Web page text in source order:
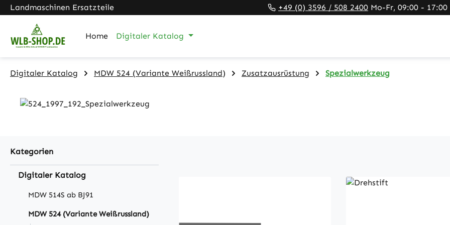
Hauptinhalt springen
Zur Suche springen
Zur Hauptnavigation springen
Landmaschinen Ersatzteile +49 (0) 3596 / 508 2400 Mo-Fr, 09:00 - 17:00
Home Digitaler Katalog
Digitaler Katalog MDW 524 (Variante Weißrussland) Zusatzausrüstung Spezialwerkzeug
Kategorien
Digitaler Katalog
MDW 514S ab BJ91
MDW 524 (Variante Weißrussland)